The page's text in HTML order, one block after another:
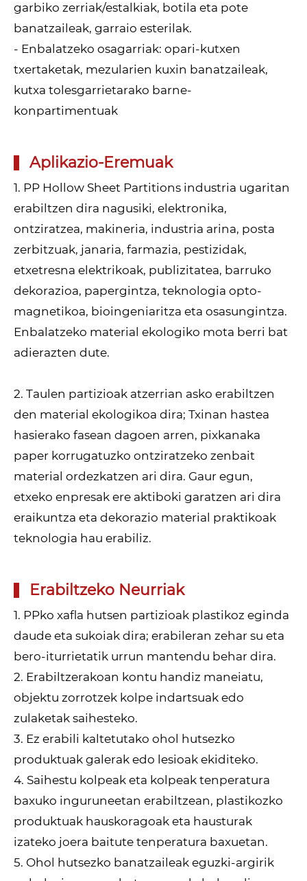
garbiko zerriak/estalkiak, botila eta pote
banatzaileak, garraio esterilak.
- Enbalatzeko osagarriak: opari-kutxen
txertaketak, mezularien kuxin banatzaileak,
kutxa tolesgarrietarako barne-
konpartimentuak
Aplikazio-Eremuak
1. PP Hollow Sheet Partitions industria ugaritan
erabiltzen dira nagusiki, elektronika,
ontziratzea, makineria, industria arina, posta
zerbitzuak, janaria, farmazia, pestizidak,
etxetresna elektrikoak, publizitatea, barruko
dekorazioa, papergintza, teknologia opto-
magnetikoa, bioingeniaritza eta osasungintza.
Enbalatzeko material ekologiko mota berri bat
adierazten dute.
2. Taulen partizioak atzerrian asko erabiltzen
den material ekologikoa dira; Txinan hastea
hasierako fasean dagoen arren, pixkanaka
paper korrugatuzko ontziratzeko zenbait
material ordezkatzen ari dira. Gaur egun,
etxeko enpresak ere aktiboki garatzen ari dira
eraikuntza eta dekorazio material praktikoak
teknologia hau erabiliz.
Erabiltzeko Neurriak
1. PPko xafla hutsen partizioak plastikoz eginda
daude eta sukoiak dira; erabileran zehar su eta
bero-iturrietatik urrun mantendu behar dira.
2. Erabiltzerakoan kontu handiz maneiatu,
objektu zorrotzek kolpe indartsuak edo
zulaketak saihesteko.
3. Ez erabili kaltetutako ohol hutsezko
produktuak galerak edo lesioak ekiditeko.
4. Saihestu kolpeak eta kolpeak tenperatura
baxuko inguruneetan erabiltzean, plastikozko
produktuak hauskoragoak eta hausturak
izateko joera baitute tenperatura baxuetan.
5. Ohol hutsezko banatzaileak eguzki-argirik